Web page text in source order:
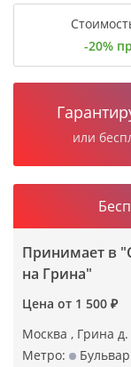
-20%
или
Принимает в
на Грина"
Цена от 1 500 ₽
Москва , Грина д.
Метро: